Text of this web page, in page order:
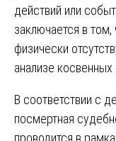
действий или
заключается в
физически
анализе косвенных
В соответствии с
посмертная
проводится в